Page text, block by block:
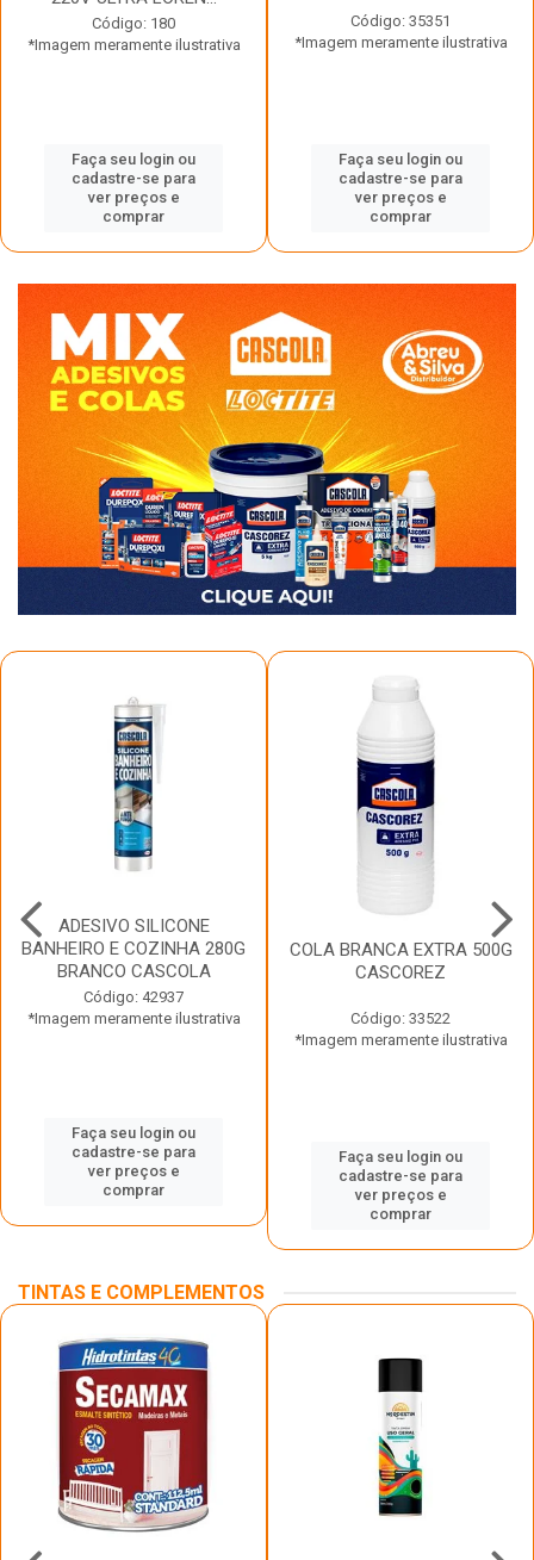
Código: 180
*Imagem meramente ilustrativa
Faça seu login ou
cadastre-se para
ver preços e
comprar
Código: 35351
*Imagem meramente ilustrativa
Faça seu login ou
cadastre-se para
ver preços e
comprar
ADESIVO SILICONE
BANHEIRO E COZINHA 280G
BRANCO CASCOLA
Código: 42937
*Imagem meramente ilustrativa
Faça seu login ou
cadastre-se para
ver preços e
comprar
COLA BRANCA EXTRA 500G
CASCOREZ
Código: 33522
*Imagem meramente ilustrativa
Faça seu login ou
cadastre-se para
ver preços e
comprar
TINTAS E COMPLEMENTOS